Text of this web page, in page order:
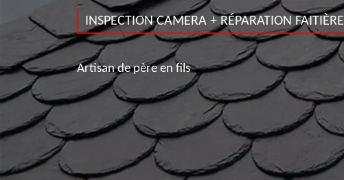
INSPECTION CAMERA + RÉPARATION FAITIÈRE
Artisan de père en fils